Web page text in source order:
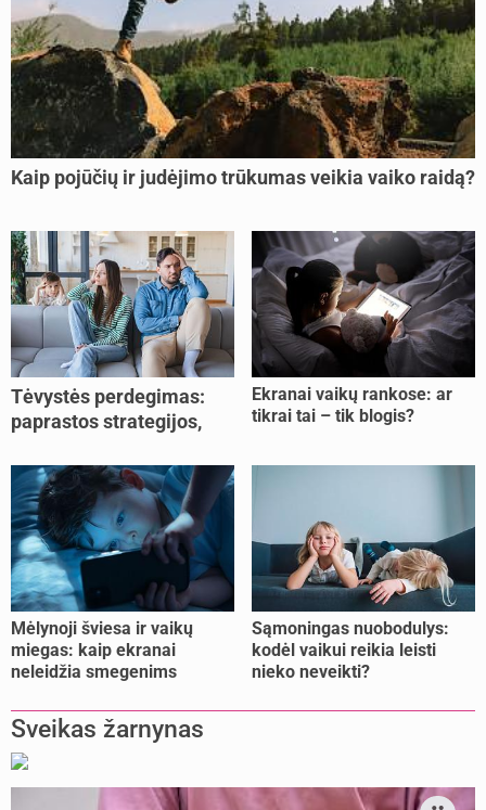
Kaip pojūčių ir judėjimo trūkumas veikia vaiko raidą?
Tėvystės perdegimas:
paprastos strategijos,
jėgas
Ekranai vaikų rankose: ar
tikrai tai – tik blogis?
Mėlynoji šviesa ir vaikų
miegas: kaip ekranai
neleidžia smegenims
Sąmoningas nuobodulys:
kodėl vaikui reikia leisti
nieko neveikti?
Sveikas žarnynas